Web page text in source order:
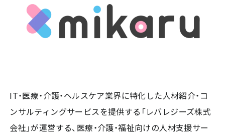
IT・医療・介護・ヘルスケア業界に特化した人材紹介・コ
ンサルティングサービスを提供する「レバレジーズ株式
会社」が運営する、医療・介護・福祉向けの人材支援サー